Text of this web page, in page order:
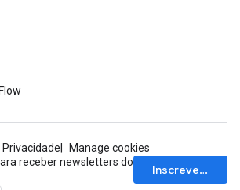
Privacidade
Manage cookies
receber newsletters do
Inscrever-se